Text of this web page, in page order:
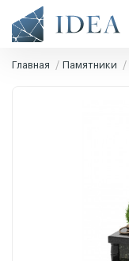
Главная Памятники